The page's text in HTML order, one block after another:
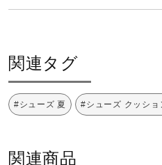
サポート
約10％軽量
い操作性も
更なるステ
関連タグ
#シューズ 夏 #シューズ クッショ
関連商品